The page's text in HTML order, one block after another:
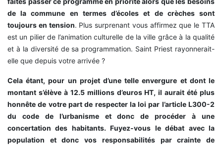
de la commune en termes d’écoles et de crèches sont
toujours en tension. Plus surprenant vous affirmez que le TTA
est un pilier de l’animation culturelle de la ville grâce à la qualité
et à la diversité de sa programmation. Saint Priest rayonnerait-
elle que depuis votre arrivée ?
Cela étant, pour un projet d’une telle envergure et dont le
montant s’élève à 12.5 millions d’euros HT, il aurait été plus
honnête de votre part de respecter la loi par l’article L300-2
du code de l’urbanisme et donc de procéder à une
concertation des habitants. Fuyez-vous le débat avec la
population et donc vos responsabilités par crainte de